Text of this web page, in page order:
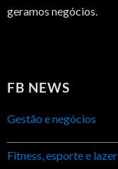
geramos negócios.
FB NEWS
Gestão e negócios
Fitness, esporte e lazer